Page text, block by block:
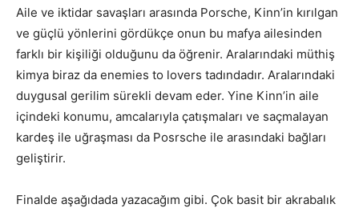
Aile ve iktidar savaşları arasında Porsche, Kinn’in kırılgan
ve güçlü yönlerini gördükçe onun bu mafya ailesinden
farklı bir kişiliği olduğunu da öğrenir. Aralarındaki müthiş
kimya biraz da enemies to lovers tadındadır. Aralarındaki
duygusal gerilim sürekli devam eder. Yine Kinn’in aile
içindeki konumu, amcalarıyla çatışmaları ve saçmalayan
kardeş ile uğraşması da Posrsche ile arasındaki bağları
geliştirir.
Finalde aşağıdada yazacağım gibi. Çok basit bir akrabalık